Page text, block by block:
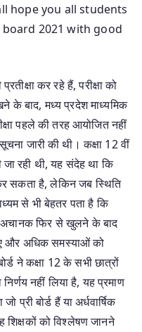
hope you all students
2021 with good
कर रहे हैं, परीक्षा को
बाद, मध्य प्रदेश माध्यमिक
पहले की तरह आयोजित नहीं
जारी की थी। कक्षा 12 वीं
रही थी, यह संदेह था कि
सकता है, लेकिन जब स्थिति
से भी बेहतर पता है कि
अचानक फिर से खुलने के बाद
और अधिक समस्याओं को
ने कक्षा 12 के सभी छात्रों
नहीं लिया है, यह प्रमाण
प्री बोर्ड हैं या अर्धवार्षिक
शिक्षकों को विश्लेषण जानने